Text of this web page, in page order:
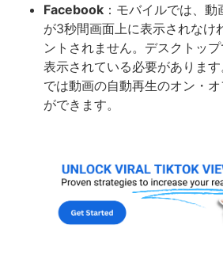
Facebook ：モバイルでは、
が3秒間画面上に表示されなけ
ントされません。デスクトッ
表示されている必要がありま
では動画の自動再生のオン・
ができます。